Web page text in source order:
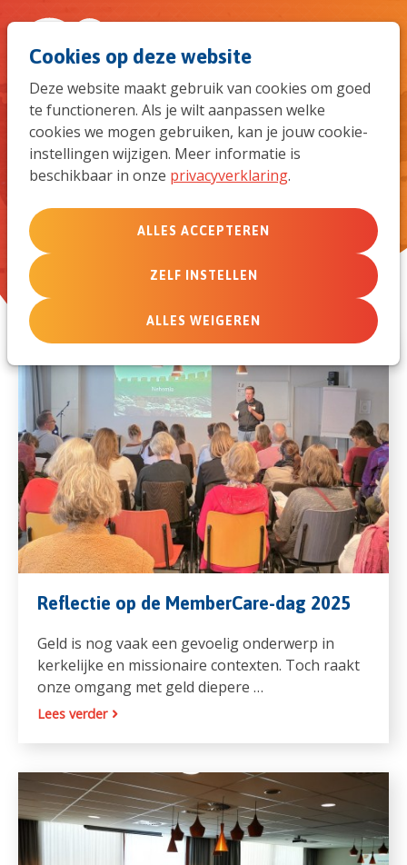
Cookies op deze website
Deze website maakt gebruik van cookies om goed
te functioneren. Als je wilt aanpassen welke
cookies we mogen gebruiken, kan je jouw cookie-
instellingen wijzigen. Meer informatie is
beschikbaar in onze privacyverklaring.
ALLES ACCEPTEREN
ZELF INSTELLEN
ALLES WEIGEREN
naar
de
Member care blogs & columns
Reflectie op de MemberCare-dag 2025
Geld is nog vaak een gevoelig onderwerp in
kerkelijke en missionaire contexten. Toch raakt
onze omgang met geld diepere …
Lees verder